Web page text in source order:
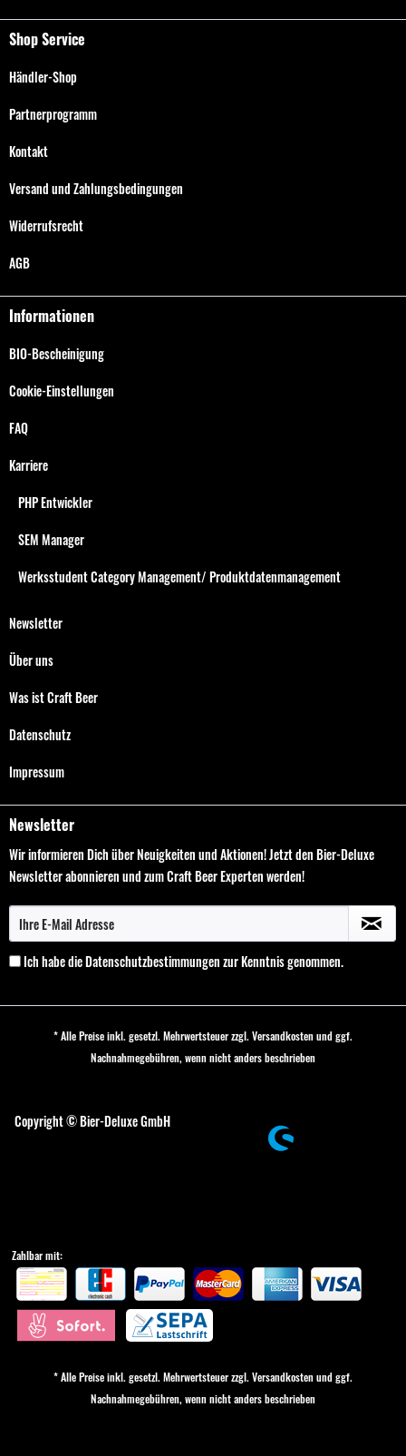
Shop Service
Händler-Shop
Partnerprogramm
Kontakt
Versand und Zahlungsbedingungen
Widerrufsrecht
AGB
Informationen
BIO-Bescheinigung
Cookie-Einstellungen
FAQ
Karriere
PHP Entwickler
SEM Manager
Werksstudent Category Management/ Produktdatenmanagement
Newsletter
Über uns
Was ist Craft Beer
Datenschutz
Impressum
Newsletter
Wir informieren Dich über Neuigkeiten und Aktionen! Jetzt den Bier-Deluxe
Newsletter abonnieren und zum Craft Beer Experten werden!
Ich habe dieDatenschutzbestimmungenzur Kenntnis genommen.
* Alle Preise inkl. gesetzl. Mehrwertsteuer zzgl. Versandkostenund ggf.
Nachnahmegebühren, wenn nicht anders beschrieben
Copyright © Bier-Deluxe GmbH
Zahlbar mit:
* Alle Preise inkl. gesetzl. Mehrwertsteuer zzgl. Versandkostenund ggf.
Nachnahmegebühren, wenn nicht anders beschrieben